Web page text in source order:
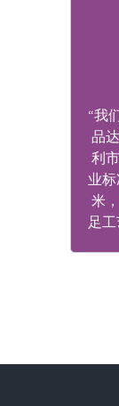
“我
品
利
业
米
足